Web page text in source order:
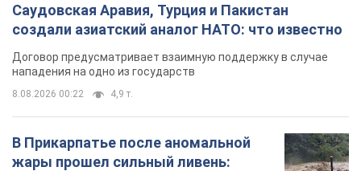
Саудовская Аравия, Турция и Пакистан
создали азиатский аналог НАТО: что известно
Договор предусматривает взаимную поддержку в случае
нападения на одно из государств
8.08.2026 00:22 4,9 т.
В Прикарпатье после аномальной
жары прошел сильный ливень: